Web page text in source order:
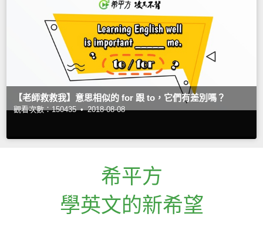
【老師救救我】意思相似的 for 跟 to，它們有差別嗎？
觀看次數：150435 • 2018-08-08
希平方
學英文的新希望